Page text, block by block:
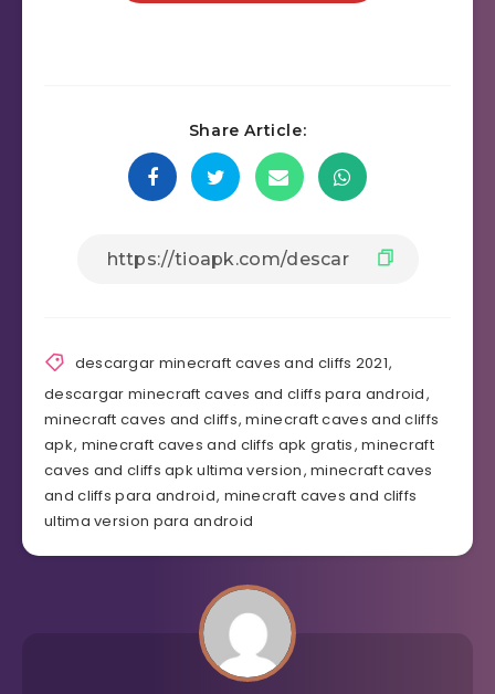
Share Article:
descargar minecraft caves and cliffs 2021,
descargar minecraft caves and cliffs para android,
minecraft caves and cliffs,minecraft caves and cliffs
apk, minecraft caves and cliffs apk gratis,minecraft
caves and cliffs apk ultima version,minecraft caves
and cliffs para android, minecraft caves and cliffs
ultima version para android